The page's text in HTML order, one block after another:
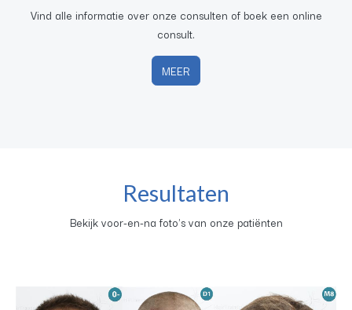
Vind alle informatie over onze consulten of boek een online
consult.
MEER
Resultaten
Bekijk voor-en-na foto's van onze patiënten